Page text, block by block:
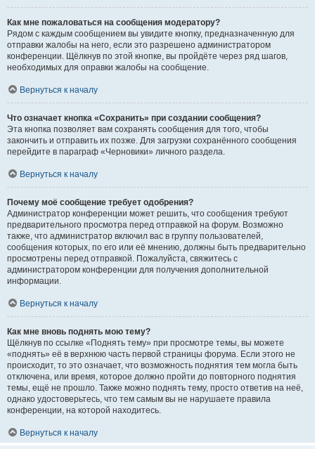
Как мне пожаловаться на сообщения модератору?
Рядом с каждым сообщением вы увидите кнопку, предназначенную для
отправки жалобы на него, если это разрешено администратором
конференции. Щёлкнув по этой кнопке, вы пройдёте через ряд шагов,
необходимых для оправки жалобы на сообщение.
Вернуться к началу
Что означает кнопка «Сохранить» при создании сообщения?
Эта кнопка позволяет вам сохранять сообщения для того, чтобы
закончить и отправить их позже. Для загрузки сохранённого сообщения
перейдите в параграф «Черновики» личного раздела.
Вернуться к началу
Почему моё сообщение требует одобрения?
Администратор конференции может решить, что сообщения требуют
предварительного просмотра перед отправкой на форум. Возможно
также, что администратор включил вас в группу пользователей,
сообщения которых, по его или её мнению, должны быть предварительно
просмотрены перед отправкой. Пожалуйста, свяжитесь с
администратором конференции для получения дополнительной
информации.
Вернуться к началу
Как мне вновь поднять мою тему?
Щёлкнув по ссылке «Поднять тему» при просмотре темы, вы можете
«поднять» её в верхнюю часть первой страницы форума. Если этого не
происходит, то это означает, что возможность поднятия тем могла быть
отключена, или время, которое должно пройти до повторного поднятия
темы, ещё не прошло. Также можно поднять тему, просто ответив на неё,
однако удостоверьтесь, что тем самым вы не нарушаете правила
конференции, на которой находитесь.
Вернуться к началу